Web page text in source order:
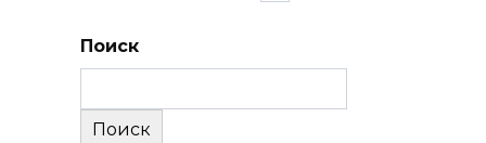
Поиск
Поиск